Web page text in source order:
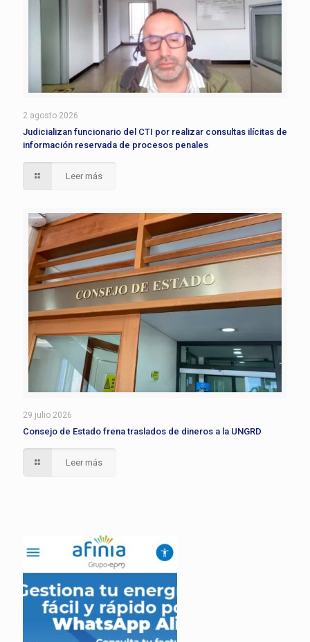
2 agosto 2026
Judicializan funcionario del CTI por realizar consultas ilícitas de
información reservada de procesos penales
Leer más
29 julio 2026
Consejo de Estado frena traslados de dineros a la UNGRD
Leer más